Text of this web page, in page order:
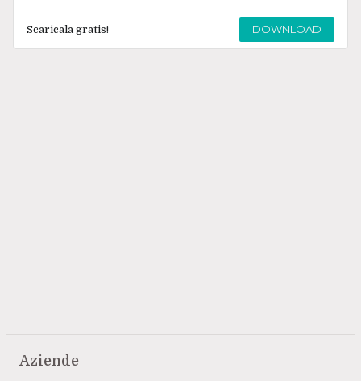
Scaricala gratis! DOWNLOAD
Aziende